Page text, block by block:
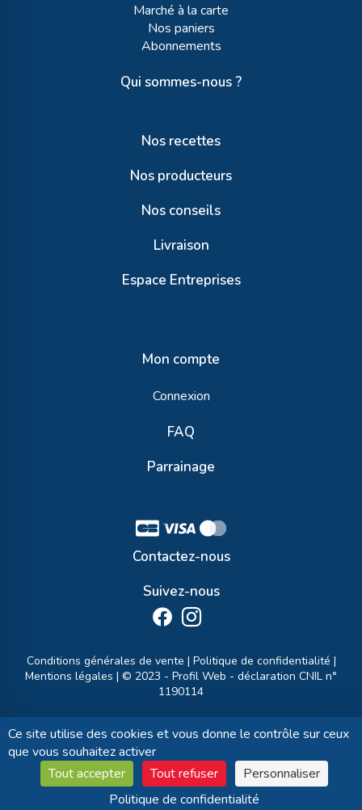
Marché à la carte
Nos paniers
Abonnements
Qui sommes-nous ?
Nos recettes
Nos producteurs
Nos conseils
Livraison
Espace Entreprises
Mon compte
Connexion
FAQ
Parrainage
Contactez-nous
Suivez-nous
Conditions générales de vente | Politique de confidentialité |
Mentions légales | © 2023 - Profil Web - déclaration CNIL n°
1190114
Ce site utilise des cookies et vous donne le contrôle sur ceux
que vous souhaitez activer
Tout accepter
Tout refuser
Personnaliser
Politique de confidentialité